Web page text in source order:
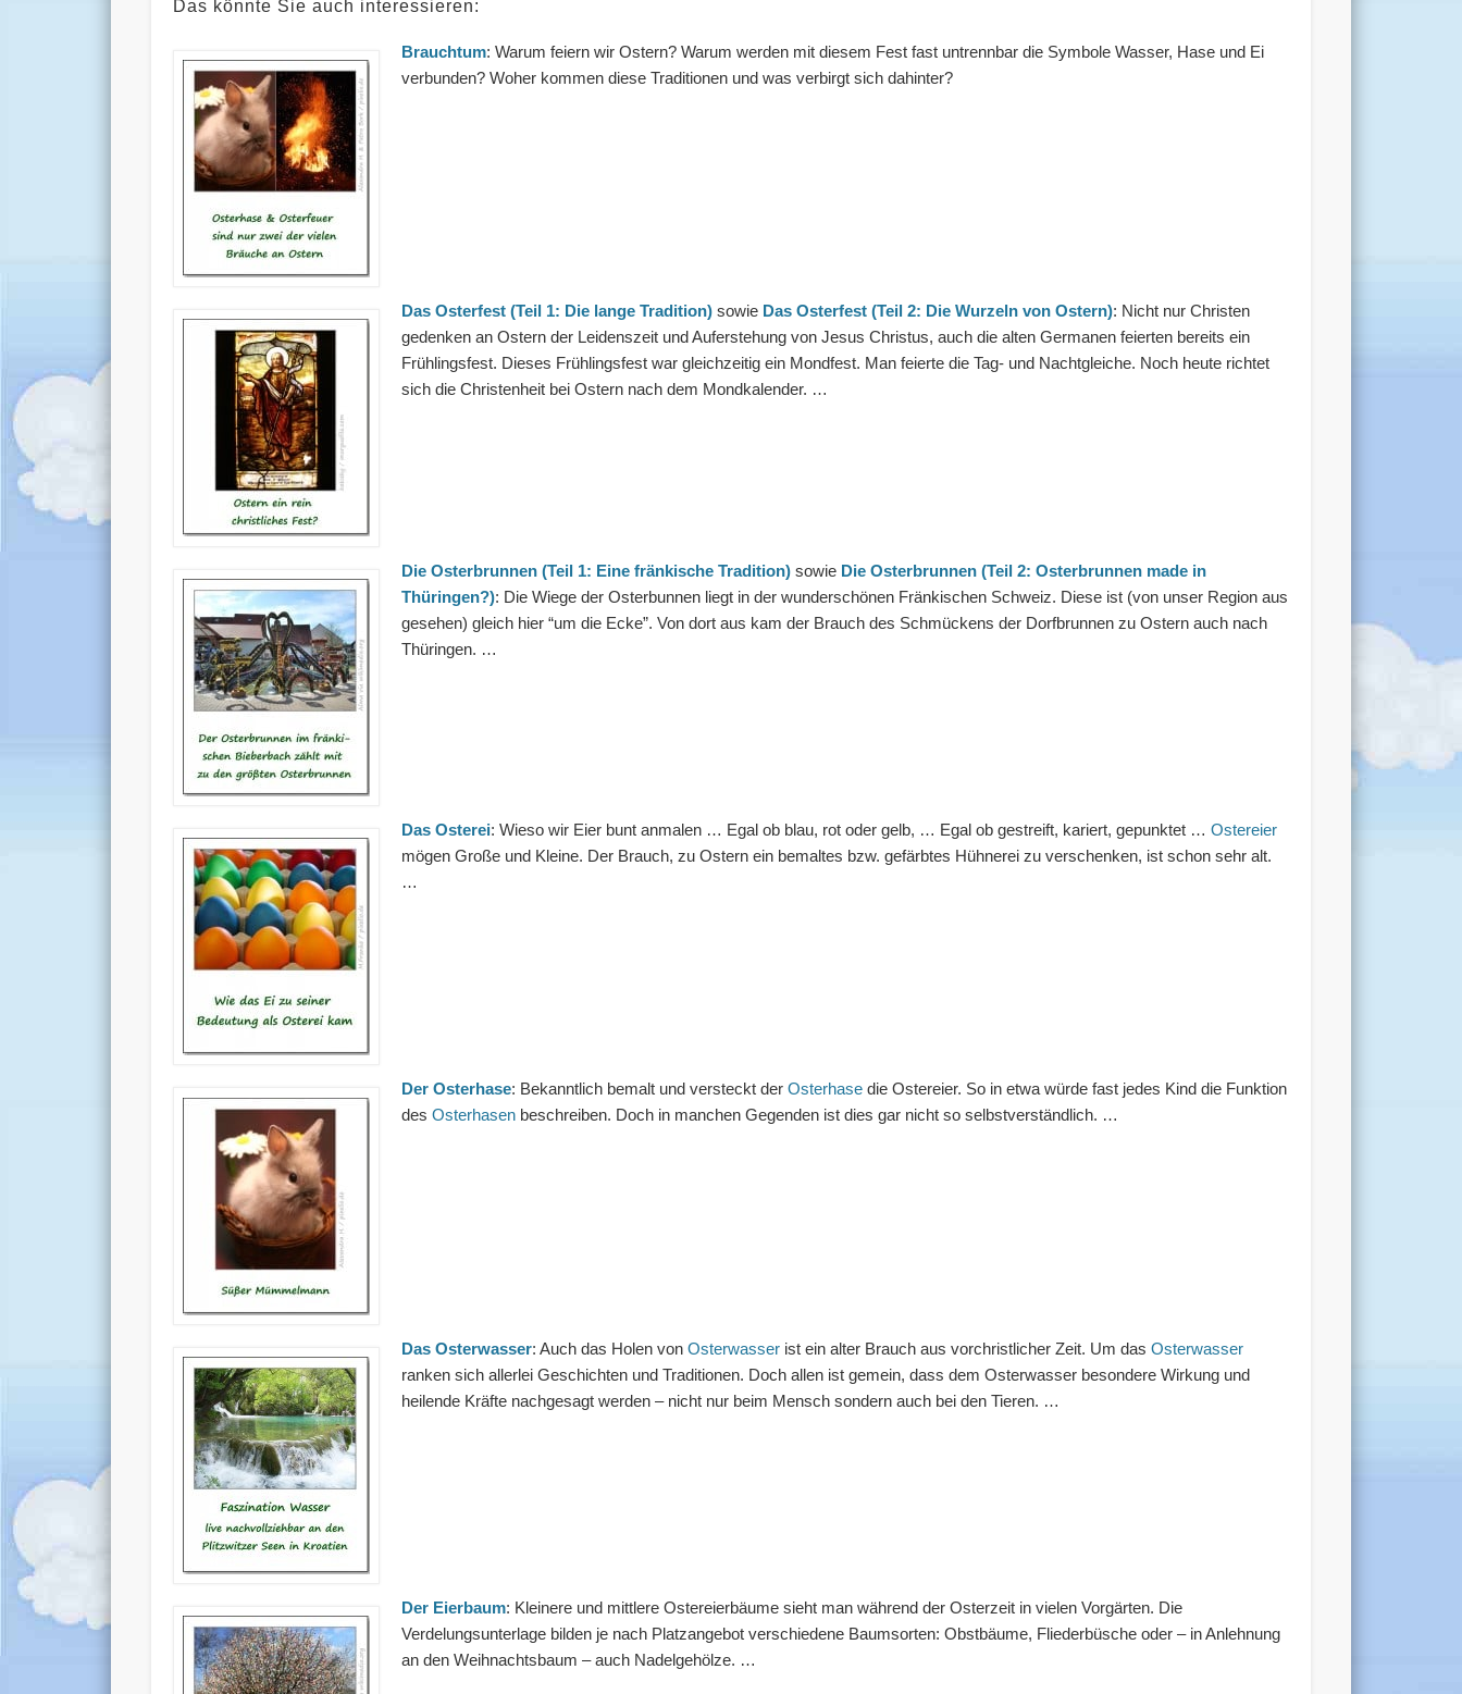
Das könnte Sie auch interessieren:
Brauchtum: Warum feiern wir Ostern? Warum werden mit diesem Fest fast untrennbar die Symbole Wasser, Hase und Ei
verbunden? Woher kommen diese Traditionen und was verbirgt sich dahinter?
Das Osterfest (Teil 1: Die lange Tradition) sowie Das Osterfest (Teil 2: Die Wurzeln von Ostern): Nicht nur Christen
gedenken an Ostern der Leidenszeit und Auferstehung von Jesus Christus, auch die alten Germanen feierten bereits ein
Frühlingsfest. Dieses Frühlingsfest war gleichzeitig ein Mondfest. Man feierte die Tag- und Nachtgleiche. Noch heute richtet
sich die Christenheit bei Ostern nach dem Mondkalender. …
Die Osterbrunnen (Teil 1: Eine fränkische Tradition) sowie Die Osterbrunnen (Teil 2: Osterbrunnen made in
Thüringen?): Die Wiege der Osterbunnen liegt in der wunderschönen Fränkischen Schweiz. Diese ist (von unser Region aus
gesehen) gleich hier “um die Ecke”. Von dort aus kam der Brauch des Schmückens der Dorfbrunnen zu Ostern auch nach
Thüringen. …
Das Osterei: Wieso wir Eier bunt anmalen … Egal ob blau, rot oder gelb, … Egal ob gestreift, kariert, gepunktet …Ostereier
mögen Große und Kleine. Der Brauch, zu Ostern ein bemaltes bzw. gefärbtes Hühnerei zu verschenken, ist schon sehr alt.
…
Der Osterhase: Bekanntlich bemalt und versteckt derOsterhase die Ostereier. So in etwa würde fast jedes Kind die Funktion
desOsterhasen beschreiben. Doch in manchen Gegenden ist dies gar nicht so selbstverständlich. …
Das Osterwasser: Auch das Holen vonOsterwasser ist ein alter Brauch aus vorchristlicher Zeit. Um dasOsterwasser
ranken sich allerlei Geschichten und Traditionen. Doch allen ist gemein, dass dem Osterwasser besondere Wirkung und
heilende Kräfte nachgesagt werden – nicht nur beim Mensch sondern auch bei den Tieren. …
Der Eierbaum: Kleinere und mittlere Ostereierbäume sieht man während der Osterzeit in vielen Vorgärten. Die
Verdelungsunterlage bilden je nach Platzangebot verschiedene Baumsorten: Obstbäume, Fliederbüsche oder – in Anlehnung
an den Weihnachtsbaum – auch Nadelgehölze. …